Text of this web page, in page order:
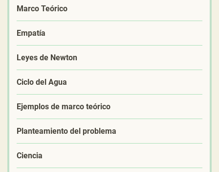
Marco Teórico
Empatía
Leyes de Newton
Ciclo del Agua
Ejemplos de marco teórico
Planteamiento del problema
Ciencia